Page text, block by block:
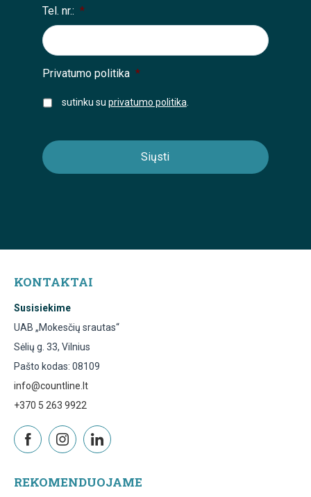
Tel. nr.: *
Privatumo politika *
sutinku su privatumo politika
KONTAKTAI
Susisiekime
UAB „Mokesčių srautas“
Sėlių g. 33, Vilnius
Pašto kodas: 08109
info@countline.lt
+370 5 263 9922
REKOMENDUOJAME